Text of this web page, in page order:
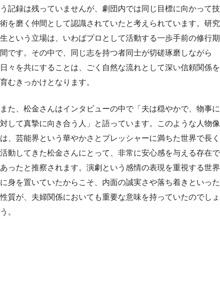
う記録は残っていませんが、劇団内では同じ目標に向かって技
術を磨く仲間として認識されていたと考えられています。研究
生という立場は、いわばプロとして活動する一歩手前の修行期
間です。その中で、同じ志を持つ者同士が切磋琢磨しながら
日々を共にすることは、ごく自然な流れとして深い信頼関係を
育むきっかけとなります。
また、松金さんはインタビューの中で「夫は穏やかで、物事に
対して真摯に向き合う人」と語っています。このような人物像
は、芸能界という華やかさとプレッシャーに満ちた世界で長く
活動してきた松金さんにとって、非常に安心感を与える存在で
あったと推察されます。演劇という感情の表現を重視する世界
に身を置いていたからこそ、内面の誠実さや落ち着きといった
性質が、夫婦関係においても重要な意味を持っていたのでしょ
う。